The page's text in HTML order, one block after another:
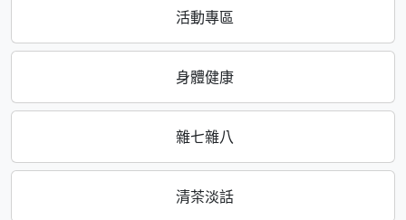
活動專區
身體健康
雜七雜八
清茶淡話